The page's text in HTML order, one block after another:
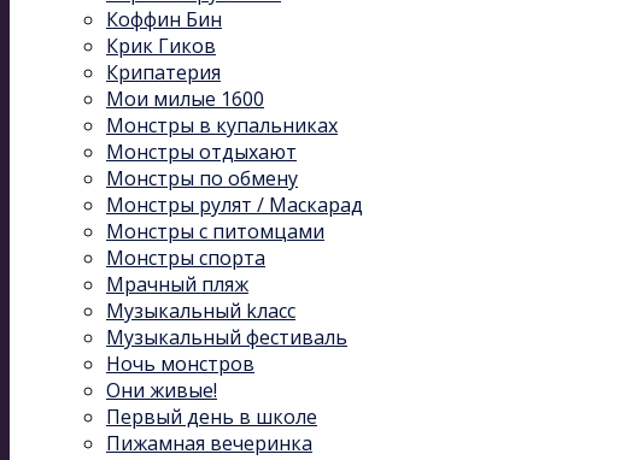
Коффин Бин
Крик Гиков
Крипатерия
Мои милые 1600
Монстры в купальниках
Монстры отдыхают
Монстры по обмену
Монстры рулят / Маскарад
Монстры с питомцами
Монстры спорта
Мрачный пляж
Музыкальный kласс
Музыкальный фестиваль
Ночь монстров
Они живые!
Первый день в школе
Пижамная вечеринка